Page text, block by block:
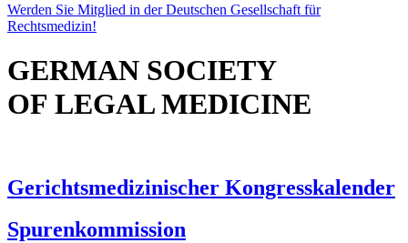
Werden Sie Mitglied in der Deutschen Gesellschaft für
Rechtsmedizin!
GERMAN SOCIETY
OF LEGAL MEDICINE
Gerichtsmedizinischer Kongresskalender
Spurenkommission